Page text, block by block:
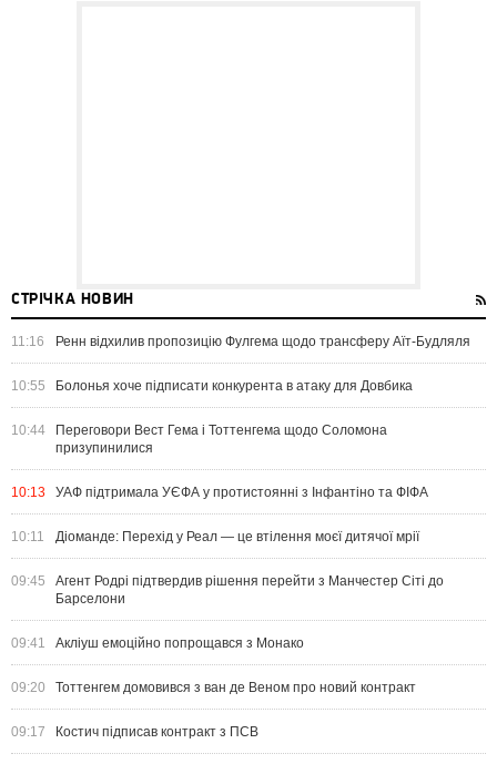
СТРІЧКА НОВИН
11:16 Ренн відхилив пропозицію Фулгема щодо трансферу Аїт-Будляля
10:55 Болонья хоче підписати конкурента в атаку для Довбика
10:44
Переговори Вест Гема і Тоттенгема щодо Соломона
призупинилися
10:13 УАФ підтримала УЄФА у протистоянні з Інфантіно та ФІФА
10:11 Діоманде: Перехід у Реал — це втілення моєї дитячої мрії
09:45
Агент Родрі підтвердив рішення перейти з Манчестер Сіті до
Барселони
09:41 Акліуш емоційно попрощався з Монако
09:20 Тоттенгем домовився з ван де Веном про новий контракт
09:17 Костич підписав контракт з ПСВ